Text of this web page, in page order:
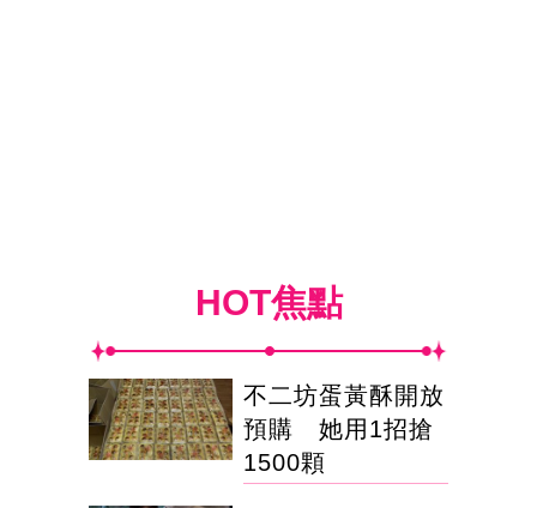
HOT焦點
不二坊蛋黃酥開放
預購 她用1招搶
1500顆